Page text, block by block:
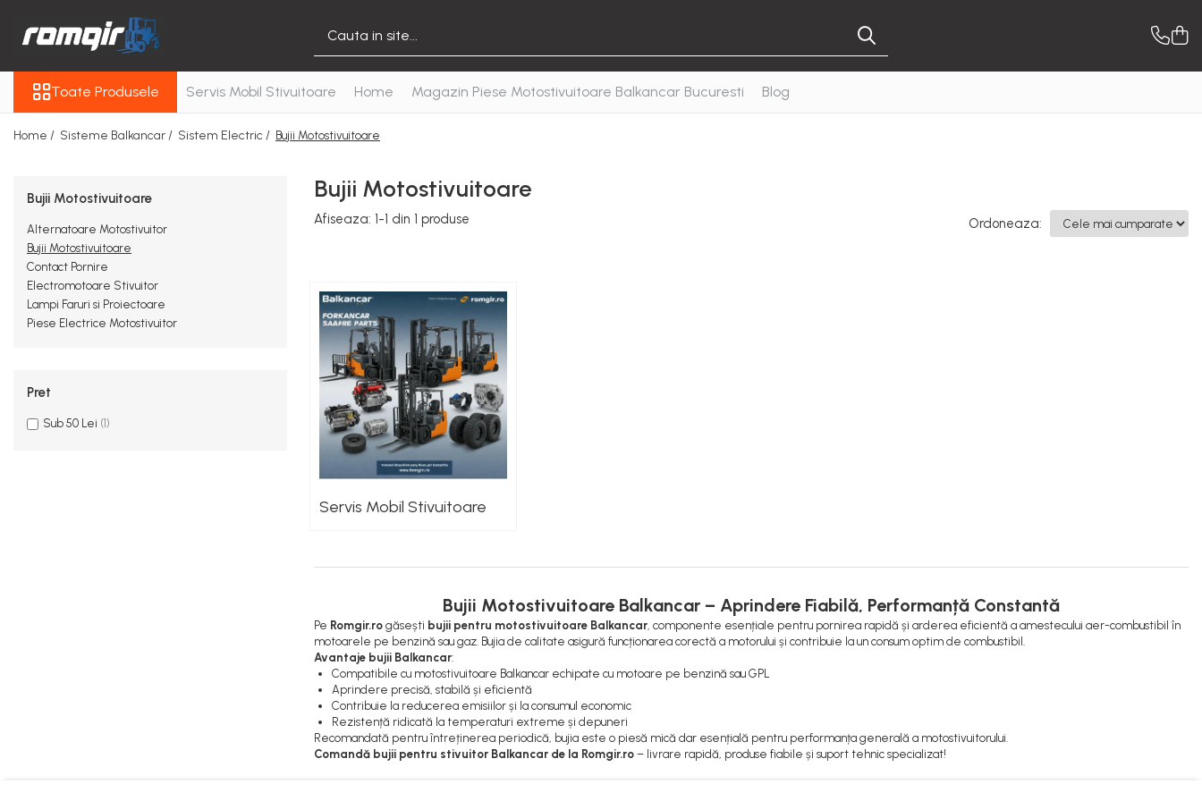
Toate Produsele
Piese Motor
Catarg Motostivuitor
Balkancar
Alte Piese Catarg
Role Catarg
Piese Punte Fata
Butuci Balkancar
Planetare Balkancar
Toate Produsele Servis Mobil Stivuitoare Home Magazin Piese Motostivuitoare Balkancar Bucuresti Blog
Home / Sisteme Balkancar / Sistem Electric / Bujii Motostivuitoare
Bujii Motostivuitoare
Bujii Motostivuitoare
Alternatoare Motostivuitor
Bujii Motostivuitoare
Contact Pornire
Electromotoare Stivuitor
Lampi Faruri si Proiectoare
Piese Electrice Motostivuitor
Pret
Sub 50 Lei (1)
Afiseaza: 1-1 din 1 produse Ordoneaza:
Servis Mobil Stivuitoare
Bujii Motostivuitoare Balkancar – Aprindere Fiabilă, Performanță Constantă
Pe Romgir.ro găsești bujii pentru motostivuitoare Balkancar, componente esențiale pentru pornirea rapidă și arderea eficientă a amestecului aer-combustibil în
motoarele pe benzină sau gaz. Bujia de calitate asigură funcționarea corectă a motorului și contribuie la un consum optim de combustibil.
Avantaje bujii Balkancar:
Compatibile cu motostivuitoare Balkancar echipate cu motoare pe benzină sau GPL
Aprindere precisă, stabilă și eficientă
Contribuie la reducerea emisiilor și la consumul economic
Rezistență ridicată la temperaturi extreme și depuneri
Recomandată pentru întreținerea periodică, bujia este o piesă mică dar esențială pentru performanța generală a motostivuitorului.
Comandă bujii pentru stivuitor Balkancar de la Romgir.ro – livrare rapidă, produse fiabile și suport tehnic specializat!